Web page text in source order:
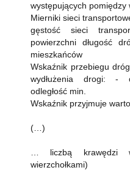
występujących pomiędzy
Mierniki sieci
gęstość sieci
powierzchni długość
mieszkańców
Wskaźnik przebiegu
wydłużenia drogi: -
odległość min.
Wskaźnik przyjmuje
(…)
… liczbą krawędzi
wierzchołkami)